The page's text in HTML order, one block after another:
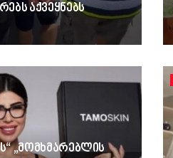
აქვეყნებს
„მომხმარებლის